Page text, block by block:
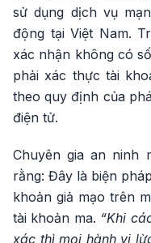
sử dụng dịch vụ
động tại Việt Nam.
xác nhận không có
phải xác thực tài
theo quy định của
điện tử.
Chuyên gia an ninh
rằng: Đây là biện
khoản giả mạo trên
tài khoản ma. “Khi
xác thì mọi hành vi